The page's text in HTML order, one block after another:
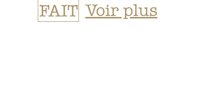
FAIT Voir plus